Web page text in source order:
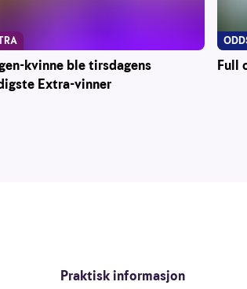
kvinne ble tirsdagens
Extra-vinner
Full
Praktisk informasjon